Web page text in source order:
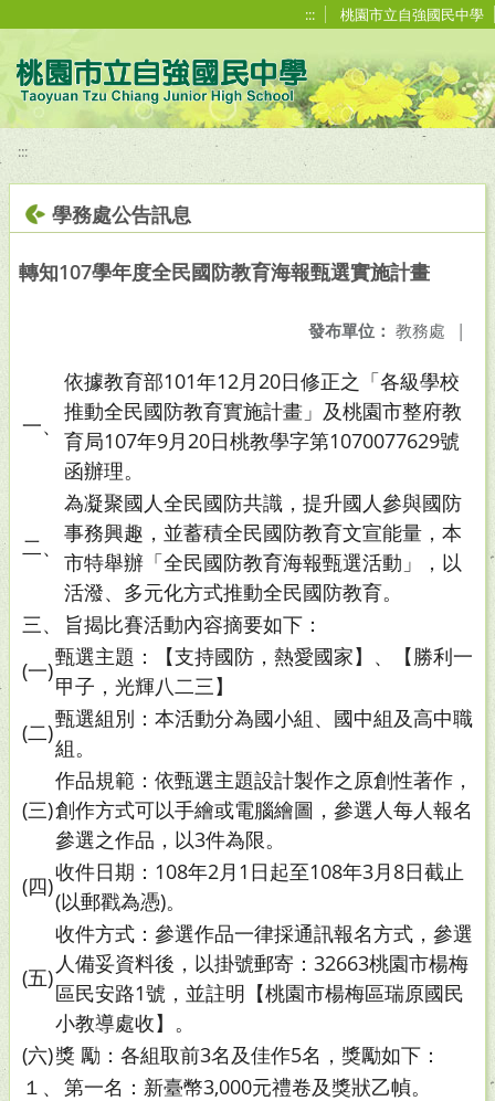
::: 桃園市立自強國民中學
:::
學務處公告訊息
轉知107學年度全民國防教育海報甄選實施計畫
發布單位： 教務處 |
一、
依據教育部101年12月20日修正之「各級學校
推動全民國防教育實施計畫」及桃園市整府教
育局107年9月20日桃教學字第1070077629號
函辦理。
二、
為凝聚國人全民國防共識，提升國人參與國防
事務興趣，並蓄積全民國防教育文宣能量，本
市特舉辦「全民國防教育海報甄選活動」，以
活潑、多元化方式推動全民國防教育。
三、
旨揭比賽活動內容摘要如下：
(一)
甄選主題：【支持國防，熱愛國家】、【勝利一
甲子，光輝八二三】
(二)
甄選組別：本活動分為國小組、國中組及高中職
組。
(三)
作品規範：依甄選主題設計製作之原創性著作，
創作方式可以手繪或電腦繪圖，參選人每人報名
參選之作品，以3件為限。
(四)
收件日期：108年2月1日起至108年3月8日截止
(以郵戳為憑)。
(五)
收件方式：參選作品一律採通訊報名方式，參選
人備妥資料後，以掛號郵寄：32663桃園市楊梅
區民安路1號，並註明【桃園市楊梅區瑞原國民
小教導處收】。
(六)獎 勵：各組取前3名及佳作5名，獎勵如下：
１、 第一名：新臺幣3,000元禮卷及獎狀乙幀。